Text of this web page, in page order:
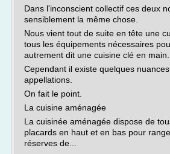
Dans l'inconscient collectif ces deux
sensiblement la même chose.
Nous vient tout de suite en tête une
tous les équipements nécessaires
autrement dit une cuisine clé en main.
Cependant il existe quelques
appellations.
On fait le point.
La cuisine aménagée
La cuisinée aménagée dispose de
placards en haut et en bas pour
réserves de...